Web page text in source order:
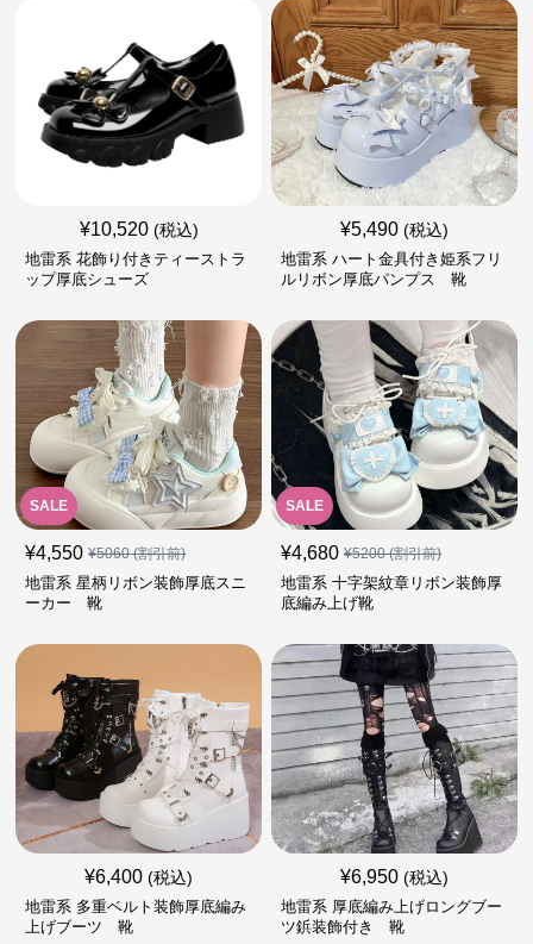
¥10,520 (税込)
地雷系 花飾り付きティーストラ
ップ厚底シューズ
¥5,490 (税込)
地雷系 ハート金具付き姫系フリ
ルリボン厚底パンプス 靴
SALE
¥4,550 ¥5060(割引前)
地雷系 星柄リボン装飾厚底スニ
ーカー 靴
SALE
¥4,680 ¥5200(割引前)
地雷系 十字架紋章リボン装飾厚
底編み上げ靴
¥6,400 (税込)
地雷系 多重ベルト装飾厚底編み
上げブーツ 靴
¥6,950 (税込)
地雷系 厚底編み上げロングブー
ツ鋲装飾付き 靴